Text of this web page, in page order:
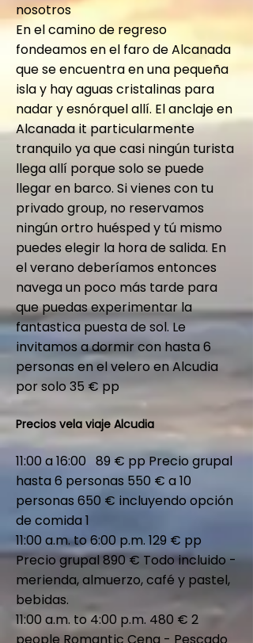
nosotros
En el camino de regreso
fondeamos en el faro de Alcanada
que se encuentra en una pequeña
isla y hay aguas cristalinas para
nadar y esnórquel allí. El anclaje en
Alcanada it particularmente
tranquilo ya que casi ningún turista
llega allí porque solo se puede
llegar en barco. Si vienes con tu
privado group, no reservamos
ningún ortro huésped y tú mismo
puedes elegir la hora de salida. En
el verano deberíamos entonces
navega un poco más tarde para
que puedas experimentar la
fantastica puesta de sol. Le
invitamos a dormir con hasta 6
personas en el velero en Alcudia
por solo 35 € pp
Precios vela viaje Alcudia
11:00 a 16:00 89 € pp Precio grupal
hasta 6 personas 550 € a 10
personas 650 € incluyendo opción
de comida 1
11:00 a.m. to 6:00 p.m. 129 € pp
Precio grupal 890 € Todo incluido -
merienda, almuerzo, café y pastel,
bebidas.
11:00 a.m. to 4:00 p.m. 480 € 2